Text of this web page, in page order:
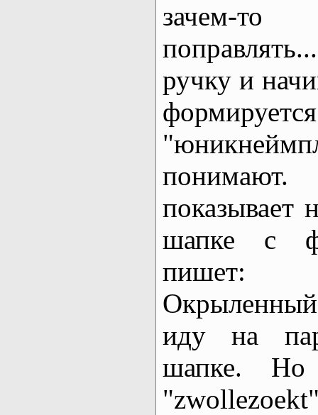
зачем-
ручку и
понимают.
показывает
шапке с
пишет:
иду на
шапке.